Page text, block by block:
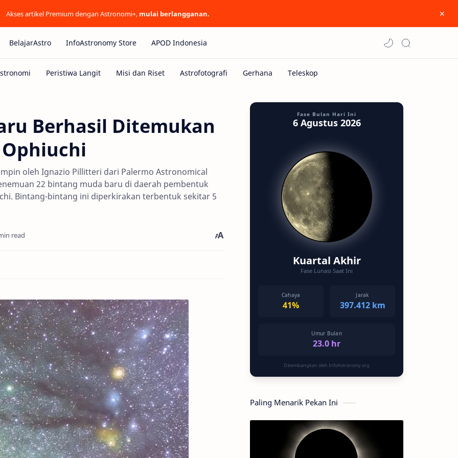
Akses artikel Premium dengan Astronomi+, mulai berlangganan.
BelajarAstro InfoAstronomy Store APOD Indonesia
Berhasil Ditemukan
oleh Ignazio Pillitteri dari Palermo Astronomical
22 bintang muda baru di daerah pembentuk
Bintang-bintang ini diperkirakan terbentuk sekitar 5
read
Fase Bulan Hari Ini
6 Agustus 2026
Kuartal Akhir
Fase Lunasi Saat Ini
Cahaya
41%
Jarak
397.412 km
Umur Bulan
23.0 hr
Dikembangkan oleh InfoAstronomy.org
Paling Menarik Pekan Ini